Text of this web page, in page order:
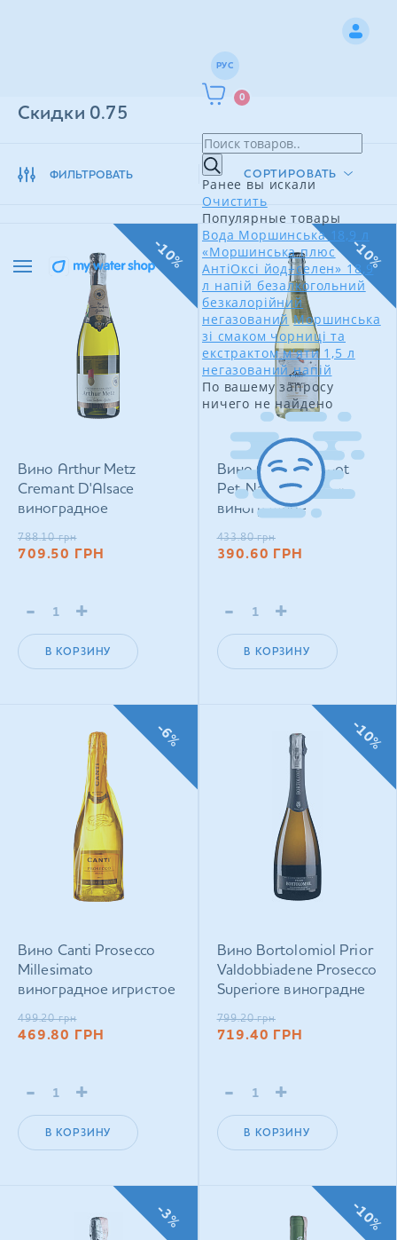
РУС
0
Ранее вы искали
Очистить
Популярные товары
Вода Моршинська 18,9 л
«Моршинська плюс
АнтіОксі йод+селен» 18,9
л напій безалкогольний
безкалорійний
негазований Моршинська
зі смаком чорниці та
екстрактом м'яти 1,5 л
негазований напій
По вашему запросу
ничего не найдено
Скидки 0.75
ФИЛЬТРОВАТЬ СОРТИРОВАТЬ
Вино Arthur Metz
Cremant D'Alsace
виноградное
брют белое 0,75 л
788.10 грн
709.50 ГРН
- +
В КОРЗИНУ
-10%
Вино Chateau Pinot
Pet‑Nat Pinot Blanc
виноградное
полуигристое
433.80 грн
390.60 ГРН
- +
В КОРЗИНУ
-10%
Вино Canti Prosecco
Millesimato
виноградное игристое
0,75 л
499.20 грн
469.80 ГРН
- +
В КОРЗИНУ
-6%
Вино Bortolomiol Prior
Valdobbiadene Prosecco
Superiore виноградне
брют біле 0,75 л
799.20 грн
719.40 ГРН
- +
В КОРЗИНУ
-10%
-3% -10%